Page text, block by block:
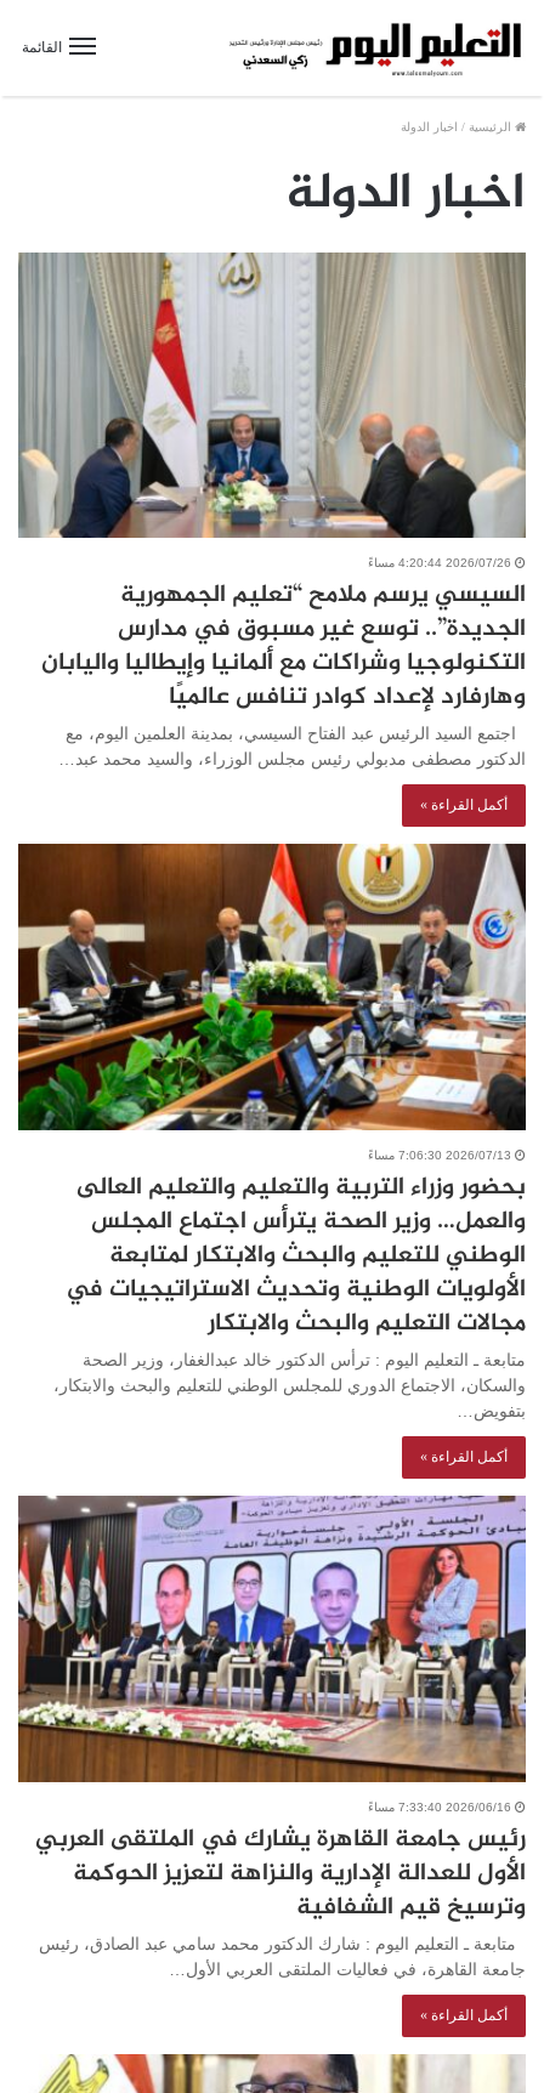
القائمة
الرئيسية / اخبار الدولة
اخبار الدولة
2026/07/26 4:20:44 مساءً
السيسي يرسم ملامح “تعليم الجمهورية
الجديدة”.. توسع غير مسبوق في مدارس
التكنولوجيا وشراكات مع ألمانيا وإيطاليا واليابان
وهارفارد لإعداد كوادر تنافس عالميًا
اجتمع السيد الرئيس عبد الفتاح السيسي، بمدينة العلمين اليوم، مع
الدكتور مصطفى مدبولي رئيس مجلس الوزراء، والسيد محمد عبد…
أكمل القراءة »
2026/07/13 7:06:30 مساءً
بحضور وزراء التربية والتعليم والتعليم العالى
والعمل… وزير الصحة يترأس اجتماع المجلس
الوطني للتعليم والبحث والابتكار لمتابعة
الأولويات الوطنية وتحديث الاستراتيجيات في
مجالات التعليم والبحث والابتكار
متابعة ـ التعليم اليوم : ترأس الدكتور خالد عبدالغفار، وزير الصحة
والسكان، الاجتماع الدوري للمجلس الوطني للتعليم والبحث والابتكار،
بتفويض…
أكمل القراءة »
2026/06/16 7:33:40 مساءً
رئيس جامعة القاهرة يشارك في الملتقى العربي
الأول للعدالة الإدارية والنزاهة لتعزيز الحوكمة
وترسيخ قيم الشفافية
متابعة ـ التعليم اليوم : شارك الدكتور محمد سامي عبد الصادق، رئيس
جامعة القاهرة، في فعاليات الملتقى العربي الأول…
أكمل القراءة »